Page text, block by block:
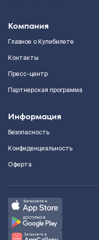
Компания
Главное о Купибилете
Контакты
Пресс-центр
Партнерская программа
Информация
Безопасность
Конфиденциальность
Оферта